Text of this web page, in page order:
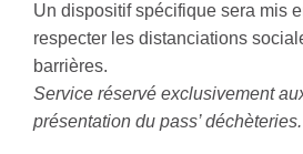
Un dispositif spécifique sera mis
respecter les distanciations
barrières.
Service réservé exclusivement
présentation du pass’ déchèteries.